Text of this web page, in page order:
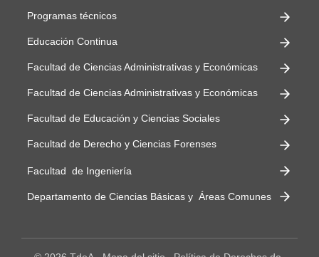
Programas técnicos
Educación Continua
Facultad de Ciencias Administrativas y Económicas
Facultad de Ciencias Administrativas y Económicas
Facultad de Educación y Ciencias Sociales
Facultad de Derecho y Ciencias Forenses
Facultad de Ingeniería
Departamento de Ciencias Básicas y Áreas Comunes